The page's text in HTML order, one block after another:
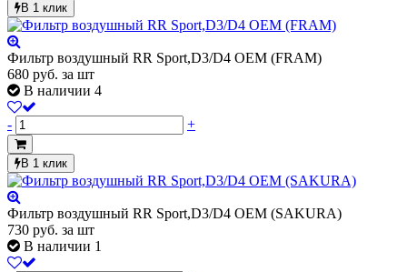
В 1 клик
Фильтр воздушный RR Sport,D3/D4 OEM (FRAM)
680 руб. за шт
В наличии 4
- +
В 1 клик
Фильтр воздушный RR Sport,D3/D4 OEM (SAKURA)
730 руб. за шт
В наличии 1